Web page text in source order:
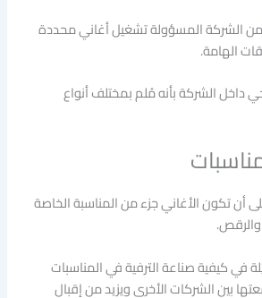
الشركة المسؤولة تشغيل أغاني محددة
الهامة.
داخل الشركة بأنه مُلم بمختلف أنواع
أن تكون الأغاني جزء من المناسبة الخاصة
والرقص.
في كيفية صناعة الترفية في المناسبات
بين الشركات الأخرى ويزيد من إقبال